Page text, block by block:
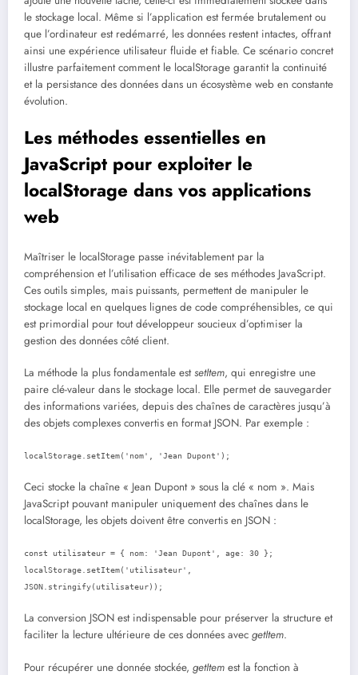
le stockage local. Même si l’application est fermée brutalement ou
que l’ordinateur est redémarré, les données restent intactes, offrant
ainsi une expérience utilisateur fluide et fiable. Ce scénario concret
illustre parfaitement comment le localStorage garantit la continuité
et la persistance des données dans un écosystème web en constante
évolution.
Les méthodes essentielles en
JavaScript pour exploiter le
localStorage dans vos applications
web
Maîtriser le localStorage passe inévitablement par la
compréhension et l’utilisation efficace de ses méthodes JavaScript.
Ces outils simples, mais puissants, permettent de manipuler le
stockage local en quelques lignes de code compréhensibles, ce qui
est primordial pour tout développeur soucieux d’optimiser la
gestion des données côté client.
La méthode la plus fondamentale estsetItem, qui enregistre une
paire clé-valeur dans le stockage local. Elle permet de sauvegarder
des informations variées, depuis des chaînes de caractères jusqu’à
des objets complexes convertis en format JSON. Par exemple :
localStorage.setItem('nom', 'Jean Dupont');
Ceci stocke la chaîne « Jean Dupont » sous la clé « nom ». Mais
JavaScript pouvant manipuler uniquement des chaînes dans le
localStorage, les objets doivent être convertis en JSON :
const utilisateur = { nom: 'Jean Dupont', age: 30 };
localStorage.setItem('utilisateur',
JSON.stringify(utilisateur));
La conversion JSON est indispensable pour préserver la structure et
faciliter la lecture ultérieure de ces données avec getItem.
Pour récupérer une donnée stockée, getItem est la fonction à